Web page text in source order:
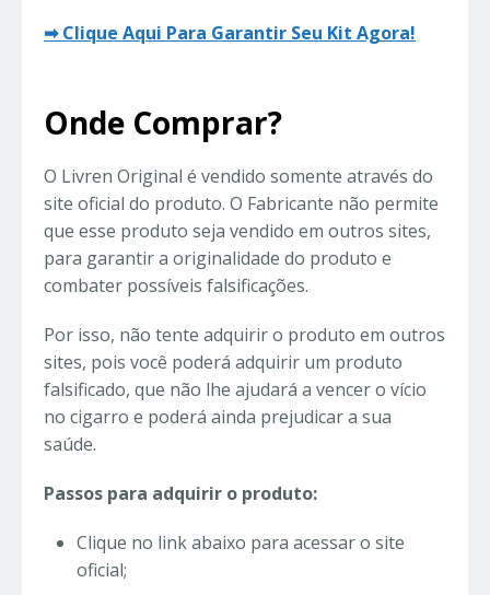
➡ Clique Aqui Para Garantir Seu Kit Agora!
Onde Comprar?
O Livren Original é vendido somente através do
site oficial do produto. O Fabricante não permite
que esse produto seja vendido em outros sites,
para garantir a originalidade do produto e
combater possíveis falsificações.
Por isso, não tente adquirir o produto em outros
sites, pois você poderá adquirir um produto
falsificado, que não lhe ajudará a vencer o vício
no cigarro e poderá ainda prejudicar a sua
saúde.
Passos para adquirir o produto:
Clique no link abaixo para acessar o site
oficial;